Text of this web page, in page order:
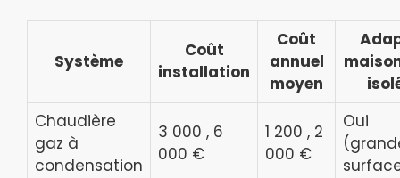
Système
Coût
installation
Coût
annuel
moyen
Chaudière
gaz à
condensation
3 000 , 6
000 €
1 200 , 2
000 €
Oui